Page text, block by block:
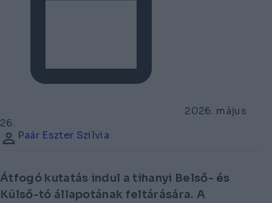
2026. május
26.
Paár Eszter Szilvia
Átfogó kutatás indul a tihanyi Belső- és
Külső-tó állapotának feltárására. A